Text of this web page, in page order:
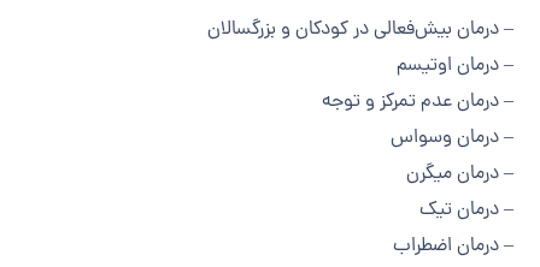
– درمان بیش‌فعالی در کودکان و بزرگسالان
– درمان اوتیسم
– درمان عدم تمرکز و توجه
– درمان وسواس
– درمان میگرن
– درمان تیک
– درمان اضطراب